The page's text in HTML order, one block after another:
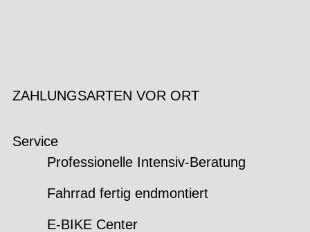
ZAHLUNGSARTEN VOR ORT
Service
Professionelle Intensiv-Beratung
Fahrrad fertig endmontiert
E-BIKE Center